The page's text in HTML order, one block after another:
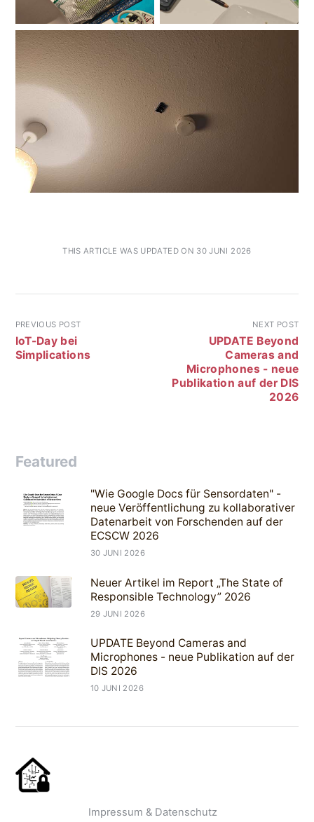
THIS ARTICLE WAS UPDATED ON 30 JUNI 2026
PREVIOUS POST
IoT-Day bei
Simplications
NEXT POST
UPDATE Beyond
Cameras and
Microphones - neue
Publikation auf der DIS
2026
Featured
"Wie Google Docs für Sensordaten" -
neue Veröffentlichung zu kollaborativer
Datenarbeit von Forschenden auf der
ECSCW 2026
30 JUNI 2026
Neuer Artikel im Report „The State of
Responsible Technology” 2026
29 JUNI 2026
UPDATE Beyond Cameras and
Microphones - neue Publikation auf der
DIS 2026
10 JUNI 2026
Impressum & Datenschutz